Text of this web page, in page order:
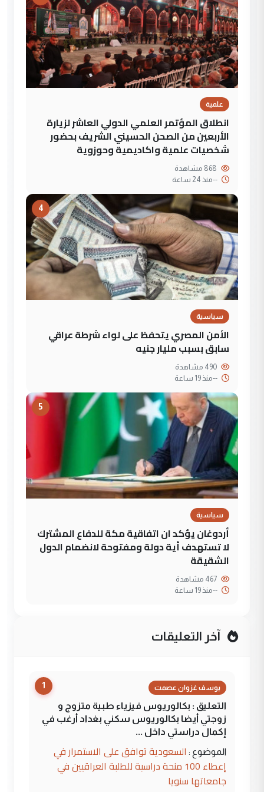
علمية
انطلاق المؤتمر العلمي الدولي العاشر لزيارة
الأربعين من الصحن الحسيني الشريف بحضور
شخصيات علمية واكاديمية وحوزوية
--منذ 24 ساعة
4
سياسية
الأمن المصري يتحفظ على لواء شرطة عراقي
سابق بسبب مليار جنيه
--منذ 19 ساعة
5
سياسية
أردوغان يؤكد ان اتفاقية مكة للدفاع المشترك
لا تستهدف أية دولة ومفتوحة لانضمام الدول
الشقيقة
--منذ 19 ساعة
آخر التعليقات
1 يوسف غزوان عصمت
التعليق : بكالوريوس فيزياء طبية متزوج و
زوجتي أيضا بكالوريوس سكني بغداد أرغب في
إكمال دراستي داخل ...
الموضوع : السعودية توافق على الاستمرار في
إعطاء 100 منحة دراسية للطلبة العراقيين في
جامعاتها سنويا